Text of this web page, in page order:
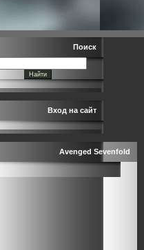
Поиск
Вход на сайт
Avenged Sevenfold